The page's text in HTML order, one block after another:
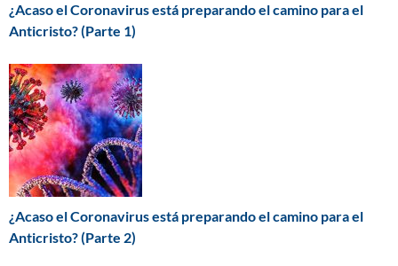
¿Acaso el Coronavirus está preparando el camino para el
Anticristo? (Parte 1)
¿Acaso el Coronavirus está preparando el camino para el
Anticristo? (Parte 2)